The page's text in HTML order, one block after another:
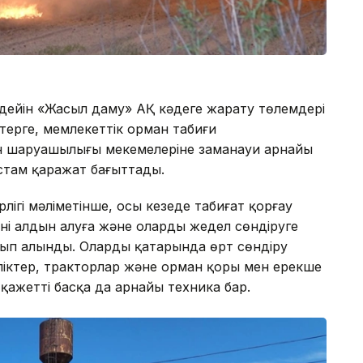
«Жасыл даму» АҚ кәдеге жарату төлемдері
мемлекеттік орман табиғи
мекемелеріне заманауи арнайы
қаражат бағыттады.
мәліметінше, осы кезеңде табиғат қорғау
алдын алуға және оларды жедел сөндіруге
алынды. Олардың қатарында өрт сөндіру
тракторлар және орман қоры мен ерекше
басқа да арнайы техника бар.